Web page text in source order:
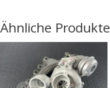
Ähnliche Produkte